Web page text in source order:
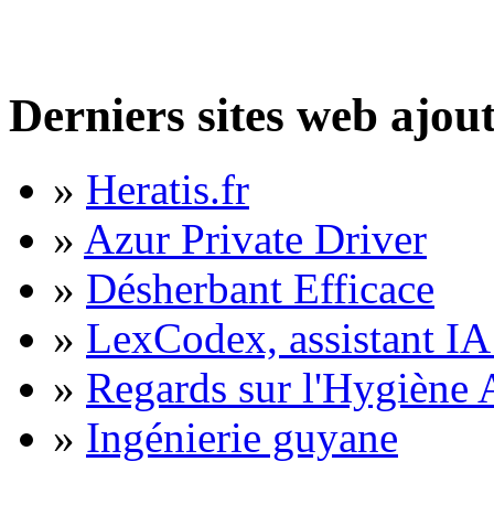
Derniers sites web
» Heratis.fr
» Azur Private Driver
» Désherbant Efficace
» LexCodex, assistant
» Regards sur l'Hygiène
» Ingénierie guyane